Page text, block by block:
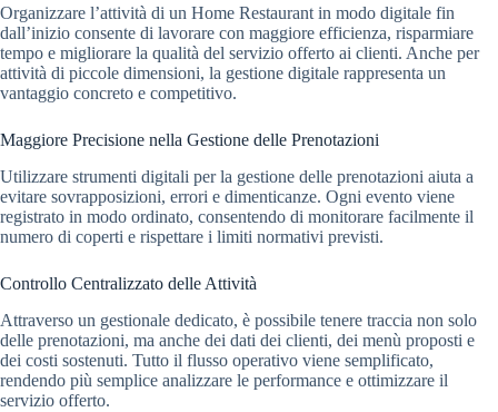
Organizzare l’attività di un Home Restaurant in modo digitale fin
dall’inizio consente di lavorare con maggiore efficienza, risparmiare
tempo e migliorare la qualità del servizio offerto ai clienti. Anche per
attività di piccole dimensioni, la gestione digitale rappresenta un
vantaggio concreto e competitivo.
Maggiore Precisione nella Gestione delle Prenotazioni
Utilizzare strumenti digitali per la gestione delle prenotazioni aiuta a
evitare sovrapposizioni, errori e dimenticanze. Ogni evento viene
registrato in modo ordinato, consentendo di monitorare facilmente il
numero di coperti e rispettare i limiti normativi previsti.
Controllo Centralizzato delle Attività
Attraverso un gestionale dedicato, è possibile tenere traccia non solo
delle prenotazioni, ma anche dei dati dei clienti, dei menù proposti e
dei costi sostenuti. Tutto il flusso operativo viene semplificato,
rendendo più semplice analizzare le performance e ottimizzare il
servizio offerto.